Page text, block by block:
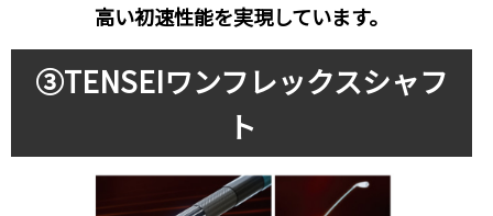
高い初速性能を実現しています。
③TENSEIワンフレックスシャフ
ト